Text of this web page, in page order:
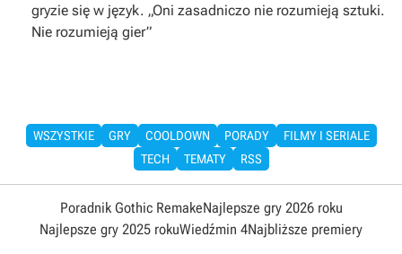
gryzie się w język. „Oni zasadniczo nie rozumieją sztuki.
Nie rozumieją gier”
WSZYSTKIE GRY COOLDOWN PORADY
FILMY I SERIALE
TECH
TEMATY RSS
Poradnik Gothic RemakeNajlepsze gry 2026 roku
Najlepsze gry 2025 rokuWiedźmin 4Najbliższe premiery